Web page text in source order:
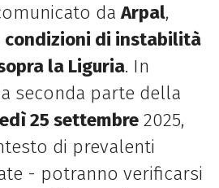
daArpal,
condizioni di instabilità
la Liguria. In
seconda parte della
25 settembre2025,
di prevalenti
- potranno verificarsi